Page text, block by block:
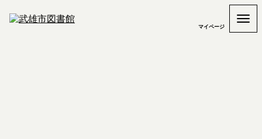
マイページ